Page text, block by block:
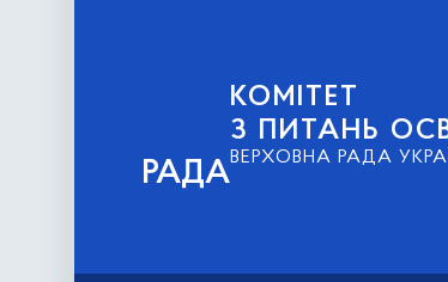
РАДА
КОМІТЕТ
З ПИТАНЬ
ВЕРХОВНА РАДА